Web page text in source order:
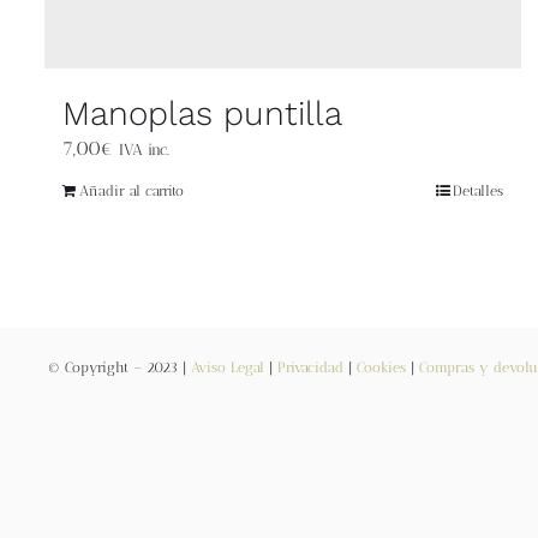
Manoplas puntilla
7,00€ IVA inc.
Añadir al carrito Detalles
© Copyright – 2023 | Aviso Legal Privacidad Cookies| Compras y